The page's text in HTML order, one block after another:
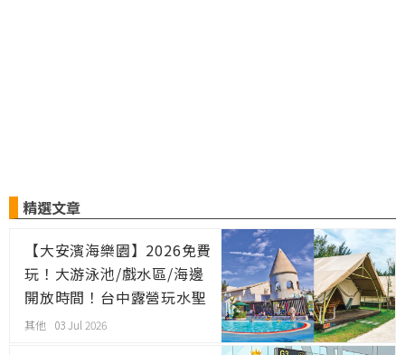
精選文章
【大安濱海樂園】2026免費
玩！大游泳池/戲水區/海邊
開放時間！台中露營玩水聖
地
其他 03 Jul 2026